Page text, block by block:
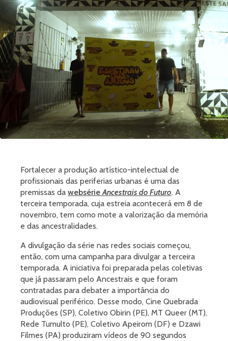
Fortalecer a produção artístico-intelectual de
profissionais das periferias urbanas é uma das
premissas da websérieAncestrais do Futuro. A
terceira temporada, cuja estreia acontecerá em 8 de
novembro, tem como mote a valorização da memória
e das ancestralidades.
A divulgação da série nas redes sociais começou,
então, com uma campanha para divulgar a terceira
temporada. A iniciativa foi preparada pelas coletivas
que já passaram pelo Ancestrais e que foram
contratadas para debater a importância do
audiovisual periférico. Desse modo, Cine Quebrada
Produções (SP), Coletivo Obirin (PE), MT Queer (MT),
Rede Tumulto (PE), Coletivo Apeirom (DF) e Dzawi
Filmes (PA) produziram vídeos de 90 segundos